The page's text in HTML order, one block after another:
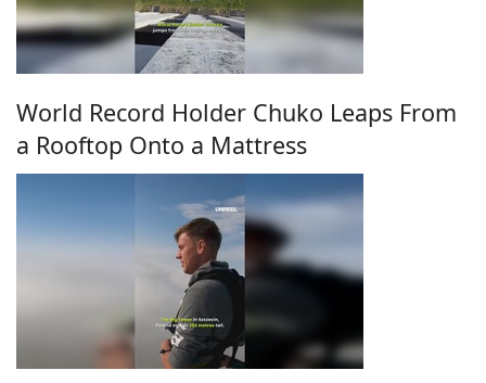
World Record Holder Chuko Leaps From
a Rooftop Onto a Mattress